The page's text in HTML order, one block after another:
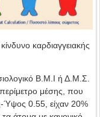
καρδιαγγειακής
B.M.I ή Δ.Μ.Σ.
μέσης, που
Ύψος 0.55, είχαν 20%